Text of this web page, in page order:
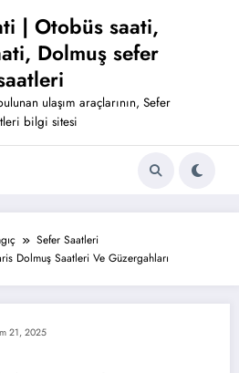
| Otobüs saati,
Dolmuş sefer
ulaşım araçlarının, Sefer
bilgi sitesi
Sefer Saatleri
Dolmuş Saatleri Ve Güzergahları
21, 2025